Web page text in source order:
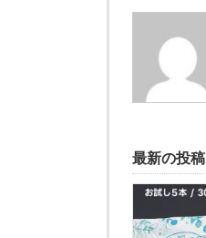
最新の投稿